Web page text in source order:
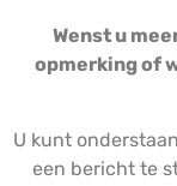
Wenst u
opmerking of
U kunt
een bericht te